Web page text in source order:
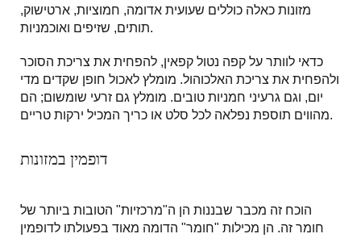
מזונות כאלה כוללים שעועית אדומה, חמוציות, ארטישוק,
תותים, שזיפים ואוכמניות.
כדאי לוותר על קפה נטול קפאין, להפחית את צריכת הסוכר
ולהפחית את צריכת האלכוהול. מומלץ לאכול חופן שקדים מדי
יום, וגם גרעיני חמניות טובים. מומלץ גם זרעי שומשום; הם
מהווים תוספת נפלאה לכל סלט או כריך המכיל ירקות טריים.
דופמין במזונות
הוכח זה מכבר שבננות הן ה"מרכזיות" הטובות ביותר של
חומר זה. הן מכילות "חומר" הדומה מאוד בפעולתו לדופמין